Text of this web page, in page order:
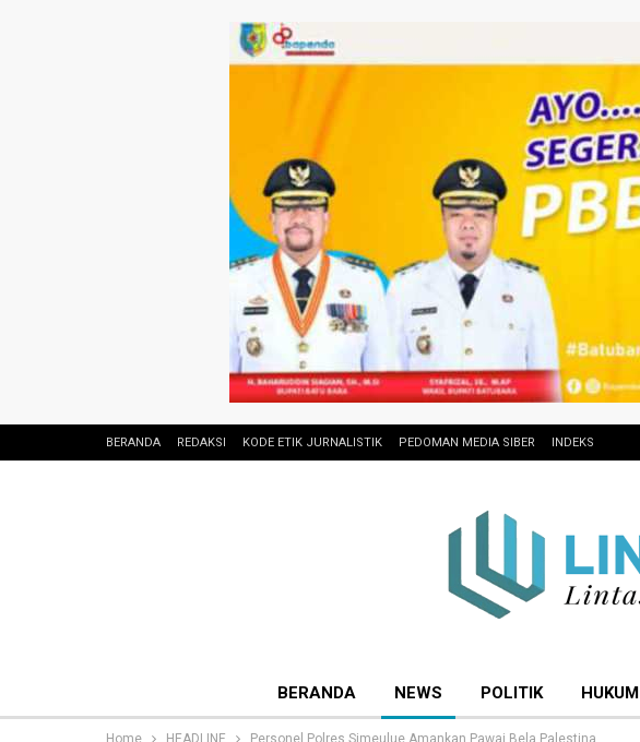
BERANDA REDAKSI KODE ETIK JURNALISTIK PEDOMAN MEDIA SIBER INDEKS
BERANDA NEWS POLITIK HUKUM
Home HEADLINE Personel Polres Simeulue Amankan Pawai Bela Palestina